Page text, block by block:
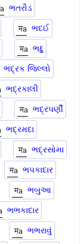
ભતરૌડ
ભદઈ
ભદ્દુ
ભદ્રક જિલ્લો
ભદ્રકાલી
ભદ્રપર્ણી
ભદ્રમદા
ભદ્રસોમા
ભપકાદાર
ભબુઆ
ભભકાદાર
ભભરાવું